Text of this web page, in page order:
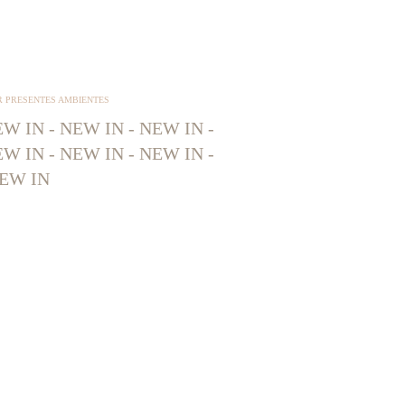
PRESENTES AMBIENTES
IN - NEW IN - NEW IN -
IN - NEW IN - NEW IN -
IN